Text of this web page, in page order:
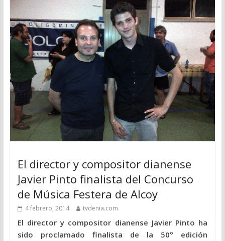
El director y compositor dianense
Javier Pinto finalista del Concurso
de Música Festera de Alcoy
4 febrero, 2014 tvdenia.com
El director y compositor dianense Javier Pinto ha
sido proclamado finalista de la 50º edición